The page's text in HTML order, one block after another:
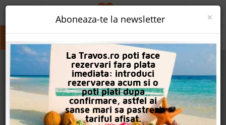
Kusadasi Kusadasi Kusadasi
PROMO
CAUTA REZERVARE
OFERTA PERSONALIZATA
DESPRE NOI
LOGIN
×
Aboneaza-te la newsletter
La Travos.ro poti face
rezervari fara plata
imediata: introduci
rezervarea acum si o
poti plati dupa
confirmare, astfel ai
sanse mari sa pastrezi
tariful afisat.